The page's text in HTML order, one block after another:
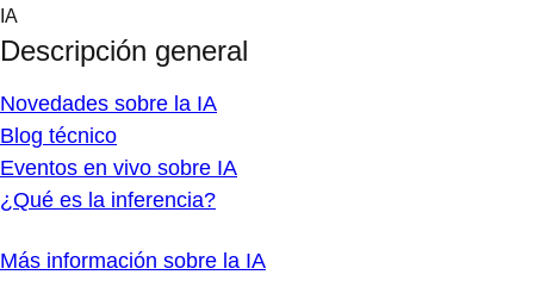
Skip
content
IA
Descripción general
Novedades sobre la IA
Blog técnico
Eventos en vivo sobre IA
¿Qué es la inferencia?
Más información sobre la IA